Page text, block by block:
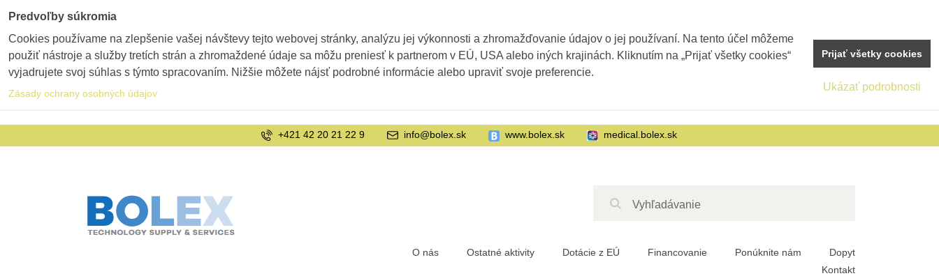
O nás Ostatné aktivity Dotácie z EÚ Financovanie Ponúknite nám
Dopyt
Kontakt
+421 42 20 21 22 9 info@bolex.sk www.bolex.sk medical.bolex.sk
Predvoľby súkromia
Cookies používame na zlepšenie vašej návštevy tejto webovej stránky, analýzu jej výkonnosti a zhromažďovanie údajov o jej používaní. Na tento účel môžeme
použiť nástroje a služby tretích strán a zhromaždené údaje sa môžu preniesť k partnerom v EÚ, USA alebo iných krajinách. Kliknutím na „Prijať všetky cookies“
vyjadrujete svoj súhlas s týmto spracovaním. Nižšie môžete nájsť podrobné informácie alebo upraviť svoje preferencie.
Zásady ochrany osobných údajov
Ukázať podrobnosti
Prijať všetky cookies